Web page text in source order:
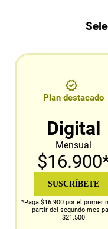
Plan destacado
Digital
Mensual
SUSCRÍBETE
*Paga $16.900 por el primer
partir del segundo mes
$21.500